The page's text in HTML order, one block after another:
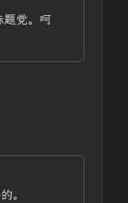
题党。呵
。